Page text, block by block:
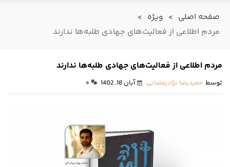
صفحه اصلی > ویژه >
مردم اطلاعی از فعالیت‌های جهادی طلبه‌ها ندارند
مردم اطلاعی از فعالیت‌های جهادی طلبه‌ها ندارند
توسط حمیدرضا نژادرمضانی آبان 18, 1402 ۰